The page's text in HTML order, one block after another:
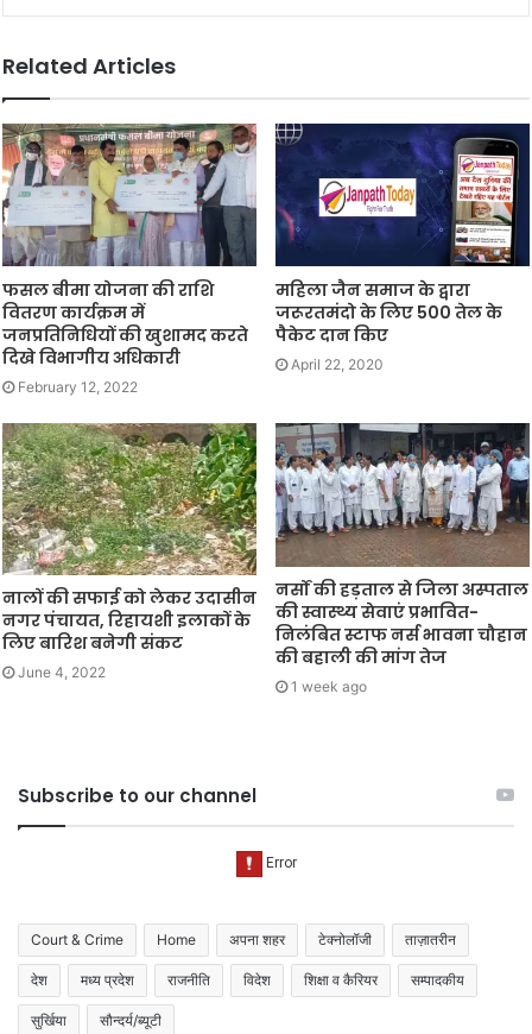
Related Articles
फसल बीमा योजना की राशि
वितरण कार्यक्रम में
जनप्रतिनिधियों की खुशामद करते
दिखे विभागीय अधिकारी
February 12, 2022
महिला जैन समाज के द्वारा
जरूरतमंदो के लिए 500 तेल के
पैकेट दान किए
April 22, 2020
नालों की सफाई को लेकर उदासीन
नगर पंचायत, रिहायशी इलाकों के
लिए बारिश बनेगी संकट
June 4, 2022
नर्सों की हड़ताल से जिला अस्पताल
की स्वास्थ्य सेवाएं प्रभावित-
निलंबित स्टाफ नर्स भावना चौहान
की बहाली की मांग तेज
1 week ago
Subscribe to our channel
Court & Crime Home अपना शहर टेक्नोलॉजी ताज़ातरीन
देश मध्य प्रदेश राजनीति विदेश शिक्षा व कैरियर सम्पादकीय
सुर्खिया सौन्दर्य/ब्यूटी